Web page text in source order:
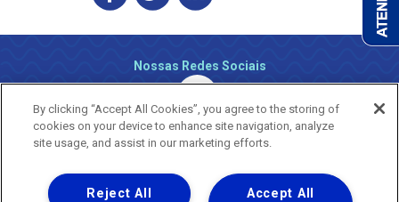
Nossas Redes Sociais
By clicking “Accept All Cookies”, you agree to the storing of
cookies on your device to enhance site navigation, analyze
site usage, and assist in our marketing efforts.
Accept All
Reject All